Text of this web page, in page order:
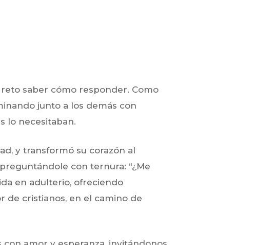
saber cómo responder. Como
junto a los demás con
lo necesitaban.
y transformó su corazón al
con ternura: “¿Me
en adulterio, ofreciendo
de cristianos, en el camino de